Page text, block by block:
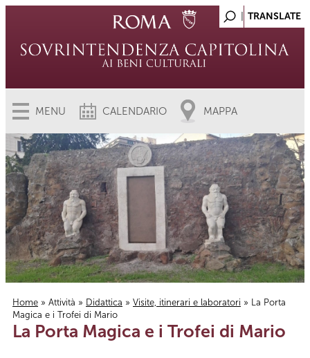
MENU CALENDARIO MAPPA
Tu sei qui
Home » Attività » Didattica » Visite, itinerari e laboratori » La Porta
Magica e i Trofei di Mario
La Porta Magica e i Trofei di Mario